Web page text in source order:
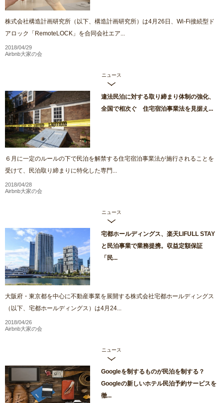
株式会社構造計画研究所（以下、構造計画研究所）は4月26日、Wi-Fi接続型ド
アロック「RemoteLOCK」を合同会社エア...
2018/04/29
Airbnb大家の会
ニュース
違法民泊に対する取り締まり体制の強化、
全国で相次ぐ 住宅宿泊事業法を見据え...
６月に一定のルールの下で民泊を解禁する住宅宿泊事業法が施行されることを
受けて、民泊取り締まりに特化した専門...
2018/04/28
Airbnb大家の会
ニュース
宅都ホールディングス、楽天LIFULL STAY
と民泊事業で業務提携。収益定額保証
「民...
大阪府・東京都を中心に不動産事業を展開する株式会社宅都ホールディングス
（以下、宅都ホールディングス）は4月24...
2018/04/26
Airbnb大家の会
ニュース
Googleを制するものが民泊を制する？
Googleの新しいホテル民泊予約サービスを
徹...